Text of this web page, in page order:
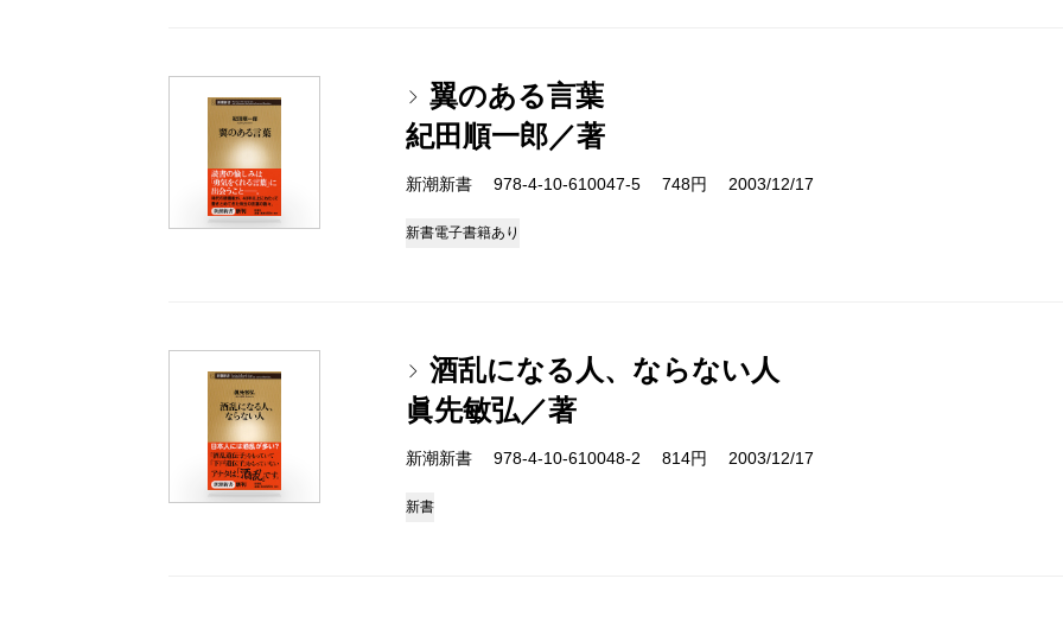
翼のある言葉
紀田順一郎／著
新潮新書 978-4-10-610047-5 748円 2003/12/17
新書電子書籍あり
酒乱になる人、ならない人
眞先敏弘／著
新潮新書 978-4-10-610048-2 814円 2003/12/17
新書